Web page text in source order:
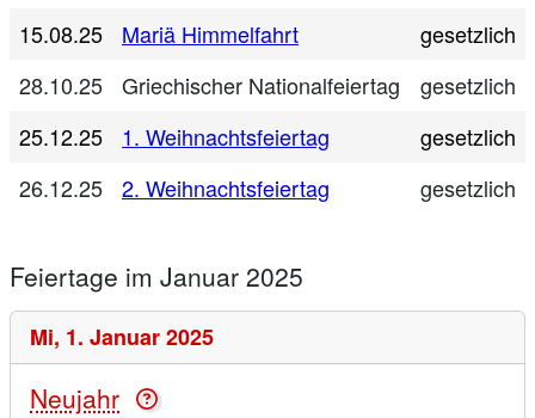
15.08.25
Mariä Himmelfahrt
gesetzlich
28.10.25
Griechischer Nationalfeiertag
gesetzlich
25.12.25
1. Weihnachtsfeiertag
gesetzlich
26.12.25
2. Weihnachtsfeiertag gesetzlich
Feiertage im Januar 2025
Mi, 1. Januar 2025
Neujahr